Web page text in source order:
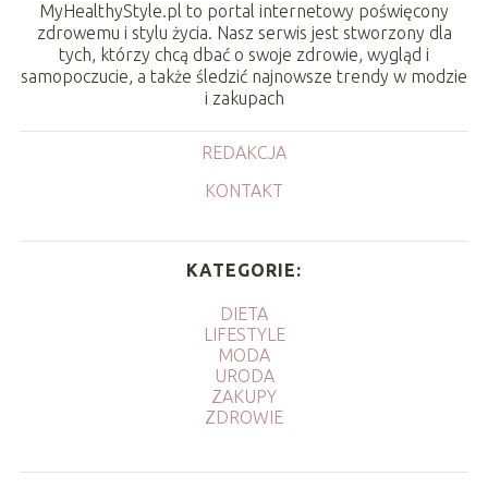
MyHealthyStyle.pl to portal internetowy poświęcony
zdrowemu i stylu życia. Nasz serwis jest stworzony dla
tych, którzy chcą dbać o swoje zdrowie, wygląd i
samopoczucie, a także śledzić najnowsze trendy w modzie
i zakupach
REDAKCJA
KONTAKT
KATEGORIE:
DIETA
LIFESTYLE
MODA
URODA
ZAKUPY
ZDROWIE